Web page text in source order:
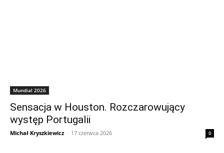
Mundial 2026
Sensacja w Houston. Rozczarowujący
występ Portugalii
Michał Kryszkiewicz - 17 czerwca 2026 0